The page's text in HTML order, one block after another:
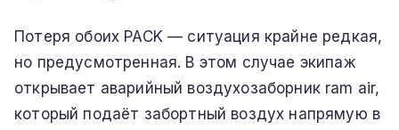
Потеря обоих PACK — ситуация крайне редкая,
но предусмотренная. В этом случае экипаж
открывает аварийный воздухозаборник ram air,
который подаёт забортный воздух напрямую в